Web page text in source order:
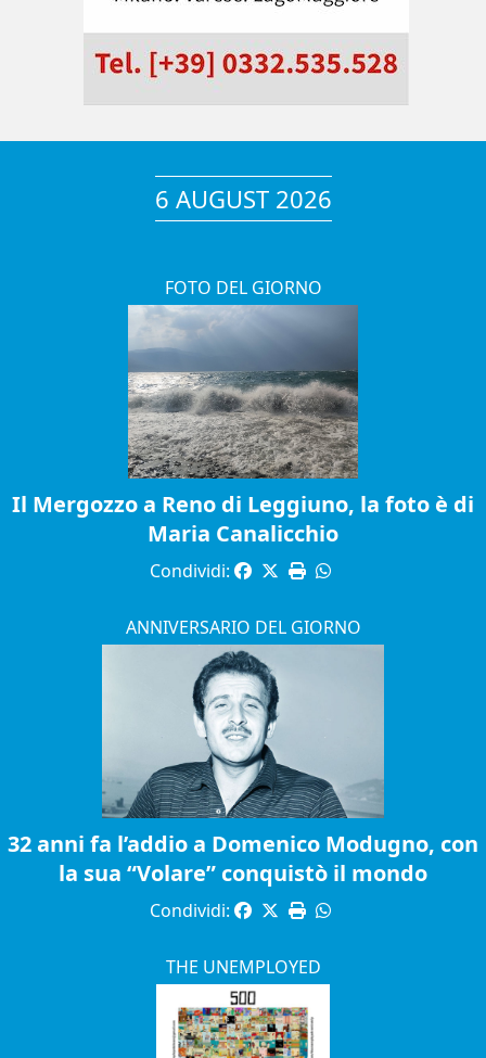
6 AUGUST 2026
FOTO DEL GIORNO
Il Mergozzo a Reno di Leggiuno, la foto è di
Maria Canalicchio
Condividi:
ANNIVERSARIO DEL GIORNO
32 anni fa l’addio a Domenico Modugno, con
la sua “Volare” conquistò il mondo
Condividi:
THE UNEMPLOYED